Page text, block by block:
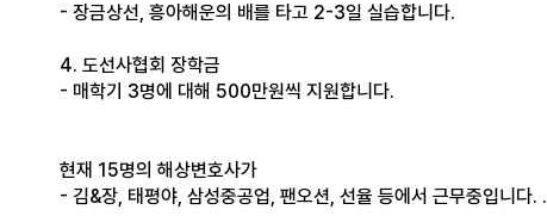
- 장금상선, 흥아해운의 배를 타고 2-3일 실습합니다.
4. 도선사협회 장학금
- 매학기 3명에 대해 500만원씩 지원합니다.
현재 15명의 해상변호사가
- 김&장, 태평야, 삼성중공업, 팬오션, 선율 등에서 근무중입니다. .